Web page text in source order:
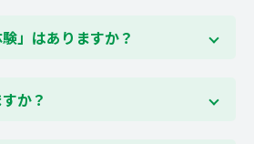
らのページ よりお問合わせくださ
」はありますか？
、夏休み、冬休みの講習では「4日
か？